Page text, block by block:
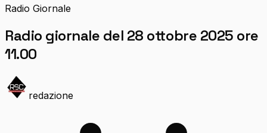
Radio Giornale
Radio giornale del 28 ottobre 2025 ore
11.00
redazione